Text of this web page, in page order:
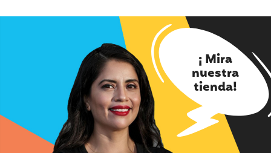
¡ Mira
nuestra
tienda!